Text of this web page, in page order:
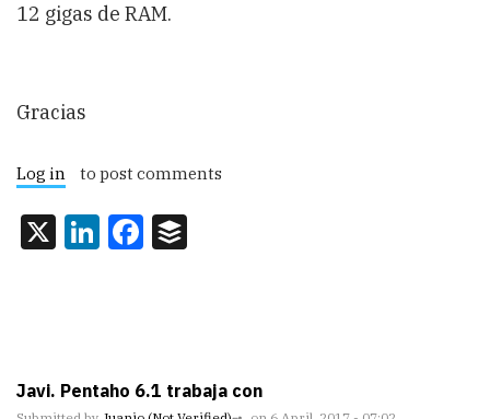
12 gigas de RAM.
Gracias
Log in to post comments
X LinkedIn
Facebook
Javi. Pentaho 6.1 trabaja con